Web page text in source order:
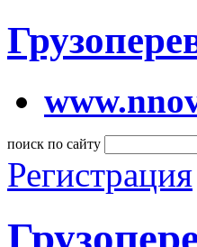
поиск по сайту
Регистрация